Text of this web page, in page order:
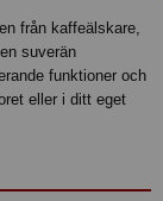
från kaffeälskare,
suverän
funktioner och
eller i ditt eget